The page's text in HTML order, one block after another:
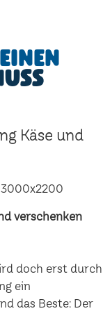
Käse und
verschenken
doch erst durch
ein
das Beste: Der